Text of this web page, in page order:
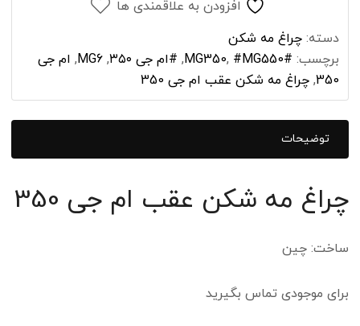
افزودن به علاقمندی ها
دسته: چراغ مه شکن
برچسب: #MG350
, #MG550
, #ام جی ۳۵۰ ,
MG6
, ام جی
350
, چراغ مه شکن عقب ام جی 350
توضیحات
چراغ مه شکن عقب ام جی 350
ساخت: چین
برای موجودی تماس بگیرید